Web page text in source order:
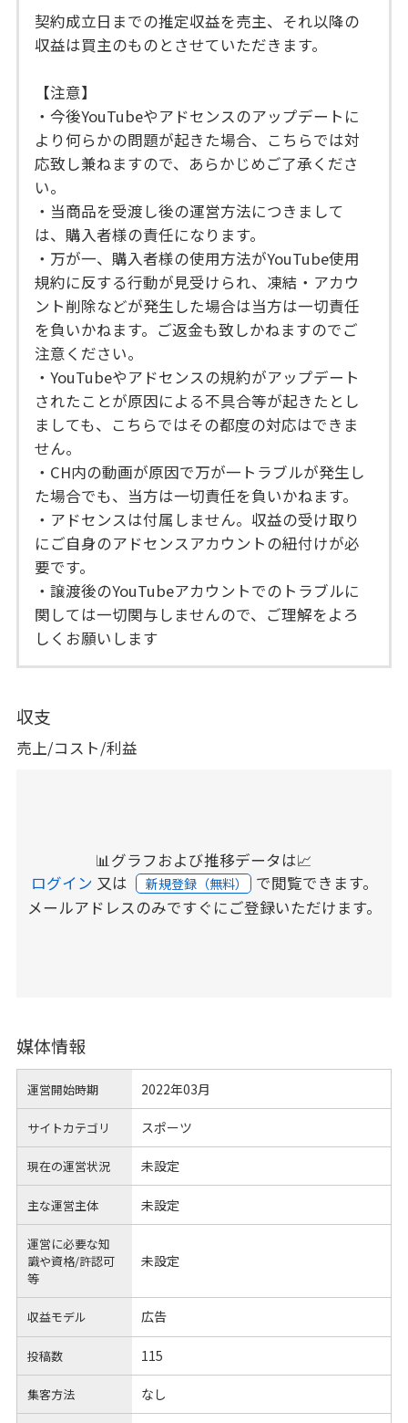
契約成立日までの推定収益を売主、それ以降の
収益は買主のものとさせていただきます。
【注意】
・今後YouTubeやアドセンスのアップデートに
より何らかの問題が起きた場合、こちらでは対
応致し兼ねますので、あらかじめご了承くださ
い。
・当商品を受渡し後の運営方法につきまして
は、購入者様の責任になります。
・万が一、購入者様の使用方法がYouTube使用
規約に反する行動が見受けられ、凍結・アカウ
ント削除などが発生した場合は当方は一切責任
を負いかねます。ご返金も致しかねますのでご
注意ください。
・YouTubeやアドセンスの規約がアップデート
されたことが原因による不具合等が起きたとし
ましても、こちらではその都度の対応はできま
せん。
・CH内の動画が原因で万が一トラブルが発生し
た場合でも、当方は一切責任を負いかねます。
・アドセンスは付属しません。収益の受け取り
にご自身のアドセンスアカウントの紐付けが必
要です。
・譲渡後のYouTubeアカウントでのトラブルに
関しては一切関与しませんので、ご理解をよろ
しくお願いします
収支
売上/コスト/利益
📊グラフおよび推移データは📈
ログイン 又は 新規登録（無料） で閲覧できます。
メールアドレスのみですぐにご登録いただけます。
媒体情報
運営開始時期 2022年03月
サイトカテゴリ スポーツ
現在の運営状況 未設定
主な運営主体 未設定
運営に必要な知
識や資格/許認可
等
未設定
収益モデル 広告
投稿数 115
集客方法 なし